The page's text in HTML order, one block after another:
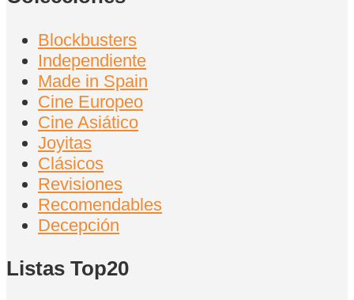
Blockbusters
Independiente
Made in Spain
Cine Europeo
Cine Asiático
Joyitas
Clásicos
Revisiones
Recomendables
Decepción
Listas Top20